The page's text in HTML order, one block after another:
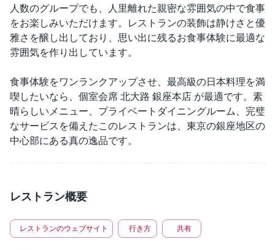
人数のグループでも、人里離れた親密な雰囲気の中で食事
をお楽しみいただけます。レストランの装飾は静けさと優
雅さを醸し出しており、思い出に残るお食事体験に最適な
雰囲気を作り出しています。
食事体験をワンランクアップさせ、最高級の日本料理を満
喫したいなら、個室会席 北大路 銀座本店 が最適です。素
晴らしいメニュー、プライベートダイニングルーム、完璧
なサービスを備えたこのレストランは、東京の銀座地区の
中心部にある真の逸品です。
レストラン概要
レストランのウェブサイト 行き方 共有